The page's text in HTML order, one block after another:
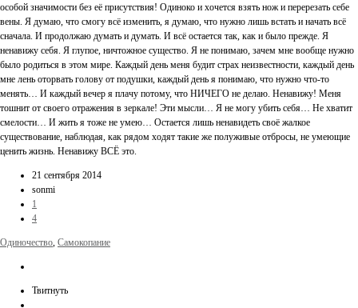
особой значимости без её присутствия! Одиноко и хочется взять нож и перерезать себе
вены. Я думаю, что смогу всё изменить, я думаю, что нужно лишь встать и начать всё
сначала. И продолжаю думать и думать. И всё остается так, как и было прежде. Я
ненавижу себя. Я глупое, ничтожное существо. Я не понимаю, зачем мне вообще нужно
было родиться в этом мире. Каждый день меня будит страх неизвестности, каждый день
мне лень оторвать голову от подушки, каждый день я понимаю, что нужно что-то
менять… И каждый вечер я плачу потому, что НИЧЕГО не делаю. Ненавижу! Меня
тошнит от своего отражения в зеркале! Эти мысли… Я не могу убить себя… Не хватит
смелости… И жить я тоже не умею… Остается лишь ненавидеть своё жалкое
существование, наблюдая, как рядом ходят такие же полуживые отбросы, не умеющие
ценить жизнь. Ненавижу ВСЁ это.
21 сентября 2014
sonmi
1
4
Одиночество, Самокопание
Твитнуть